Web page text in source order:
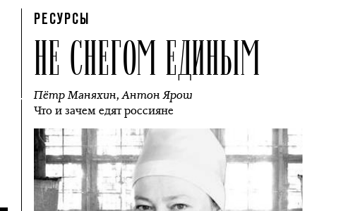
РЕСУРСЫ
НЕ СНЕГОМ ЕДИНЫМ
Пётр Маняхин,Антон Ярош
Что и зачем едят россияне